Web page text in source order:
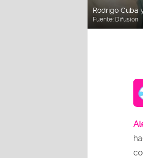
Rodrigo Cuba
Fuente: Difusión